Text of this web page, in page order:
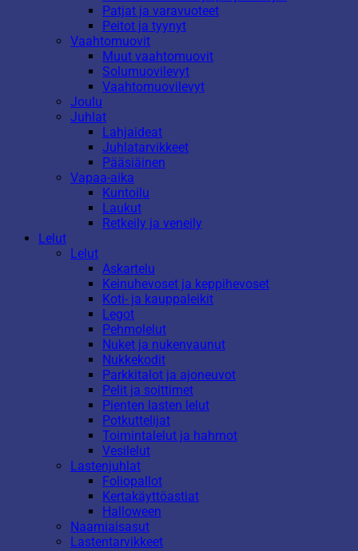
Patjat ja varavuoteet
Peitot ja tyynyt
Vaahtomuovit
Muut vaahtomuovit
Solumuovilevyt
Vaahtomuovilevyt
Joulu
Juhlat
Lahjaideat
Juhlatarvikkeet
Pääsiäinen
Vapaa-aika
Kuntoilu
Laukut
Retkeily ja veneily
Lelut
Lelut
Askartelu
Keinuhevoset ja keppihevoset
Koti- ja kauppaleikit
Legot
Pehmolelut
Nuket ja nukenvaunut
Nukkekodit
Parkkitalot ja ajoneuvot
Pelit ja soittimet
Pienten lasten lelut
Potkuttelijat
Toimintalelut ja hahmot
Vesilelut
Lastenjuhlat
Foliopallot
Kertakäyttöastiat
Halloween
Naamiaisasut
Lastentarvikkeet